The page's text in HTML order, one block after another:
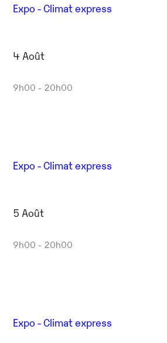
Expo - Climat express
4 Août
9h00 - 20h00
Expo - Climat express
5 Août
9h00 - 20h00
Expo - Climat express